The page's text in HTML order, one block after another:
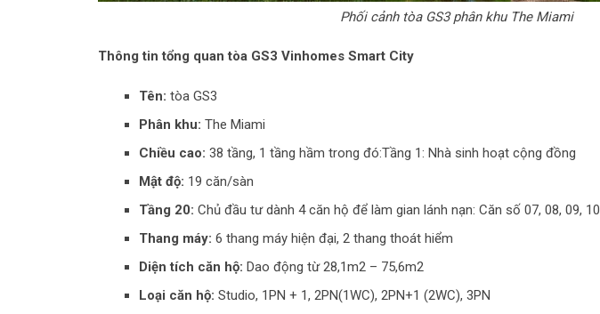
Phối cảnh tòa GS3 phân khu The Miami
Thông tin tổng quan tòa GS3 Vinhomes Smart City
Tên: tòa GS3
Phân khu: The Miami
Chiều cao: 38 tầng, 1 tầng hầm trong đó:Tầng 1: Nhà sinh hoạt cộng đồng
Mật độ: 19 căn/sàn
Tầng 20: Chủ đầu tư dành 4 căn hộ để làm gian lánh nạn: Căn số 07, 08, 09, 10
Thang máy: 6 thang máy hiện đại, 2 thang thoát hiểm
Diện tích căn hộ: Dao động từ 28,1m2 – 75,6m2
Loại căn hộ: Studio, 1PN + 1, 2PN(1WC), 2PN+1 (2WC), 3PN